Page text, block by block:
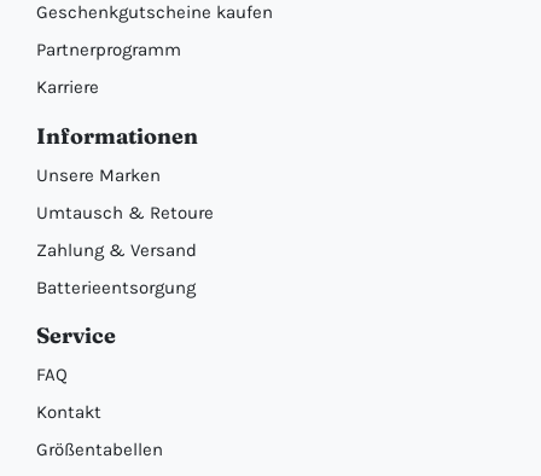
Geschenkgutscheine kaufen
Partnerprogramm
Karriere
Informationen
Unsere Marken
Umtausch & Retoure
Zahlung & Versand
Batterieentsorgung
Service
FAQ
Kontakt
Größentabellen